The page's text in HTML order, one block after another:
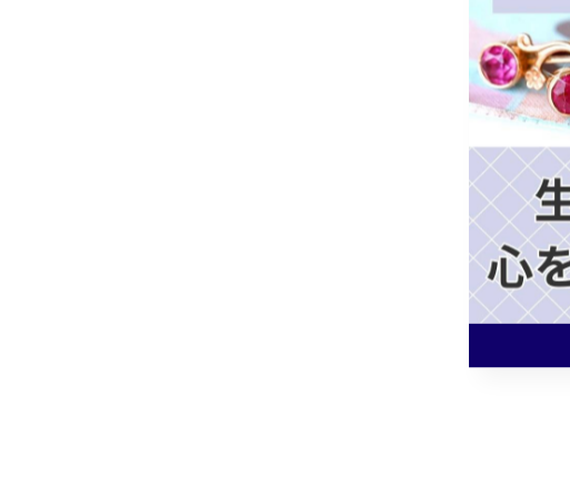
#買取